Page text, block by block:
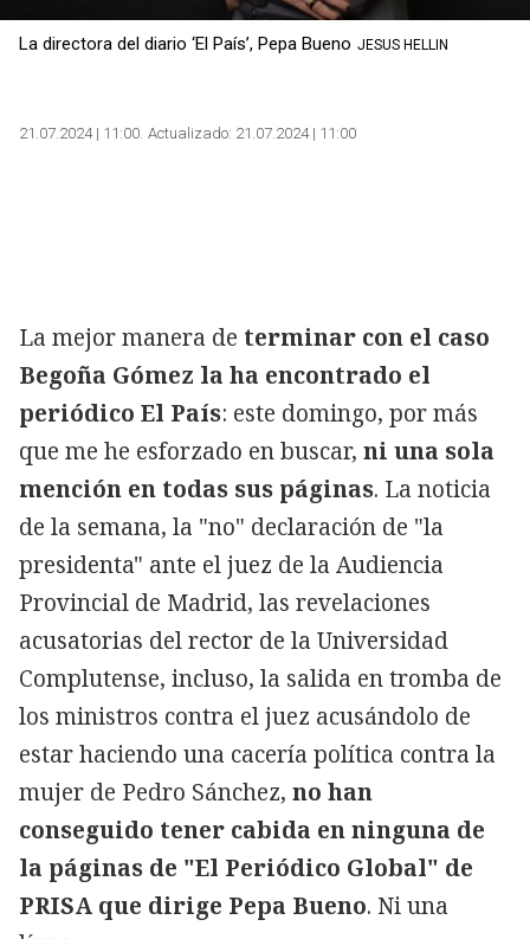
La directora del diario ‘El País’, Pepa Bueno JESUS HELLIN
21.07.2024 | 11:00 Actualizado: 21.07.2024 | 11:00
La mejor manera de terminar con el caso
Begoña Gómez la ha encontrado el
periódico El País: este domingo, por más
que me he esforzado en buscar, ni una sola
mención en todas sus páginas. La noticia
de la semana, la "no" declaración de "la
presidenta" ante el juez de la Audiencia
Provincial de Madrid, las revelaciones
acusatorias del rector de la Universidad
Complutense, incluso, la salida en tromba de
los ministros contra el juez acusándolo de
estar haciendo una cacería política contra la
mujer de Pedro Sánchez, no han
conseguido tener cabida en ninguna de
la páginas de "El Periódico Global" de
PRISA que dirige Pepa Bueno. Ni una